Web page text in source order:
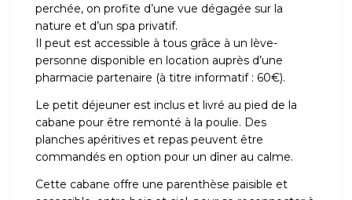
perchée, on profite d’une vue dégagée sur la
nature et d’un spa privatif.
Il peut est accessible à tous grâce à un lève-
personne disponible en location auprès d’une
pharmacie partenaire (à titre informatif : 60€).
Le petit déjeuner est inclus et livré au pied de la
cabane pour être remonté à la poulie. Des
planches apéritives et repas peuvent être
commandés en option pour un dîner au calme.
Cette cabane offre une parenthèse paisible et